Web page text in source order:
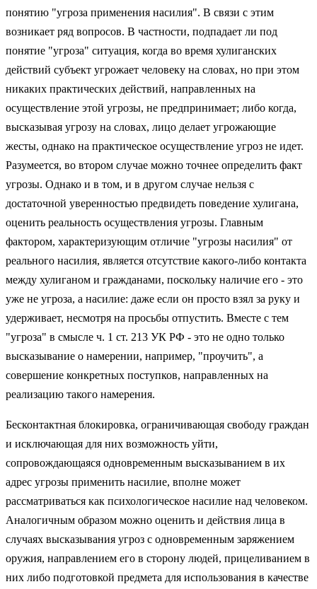
понятию "угроза применения насилия". В связи с этим
возникает ряд вопросов. В частности, подпадает ли под
понятие "угроза" ситуация, когда во время хулиганских
действий субъект угрожает человеку на словах, но при этом
никаких практических действий, направленных на
осуществление этой угрозы, не предпринимает; либо когда,
высказывая угрозу на словах, лицо делает угрожающие
жесты, однако на практическое осуществление угроз не идет.
Разумеется, во втором случае можно точнее определить факт
угрозы. Однако и в том, и в другом случае нельзя с
достаточной уверенностью предвидеть поведение хулигана,
оценить реальность осуществления угрозы. Главным
фактором, характеризующим отличие "угрозы насилия" от
реального насилия, является отсутствие какого-либо контакта
между хулиганом и гражданами, поскольку наличие его - это
уже не угроза, а насилие: даже если он просто взял за руку и
удерживает, несмотря на просьбы отпустить. Вместе с тем
"угроза" в смысле ч. 1 ст. 213 УК РФ - это не одно только
высказывание о намерении, например, "проучить", а
совершение конкретных поступков, направленных на
реализацию такого намерения.
Бесконтактная блокировка, ограничивающая свободу граждан
и исключающая для них возможность уйти,
сопровождающаяся одновременным высказыванием в их
адрес угрозы применить насилие, вполне может
рассматриваться как психологическое насилие над человеком.
Аналогичным образом можно оценить и действия лица в
случаях высказывания угроз с одновременным заряжением
оружия, направлением его в сторону людей, прицеливанием в
них либо подготовкой предмета для использования в качестве